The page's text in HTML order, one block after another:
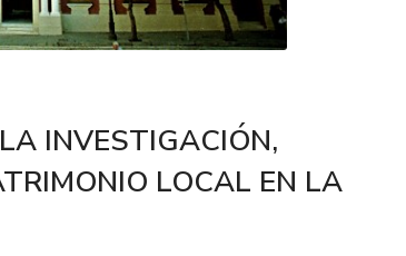
INVESTIGACIÓN,
LOCAL EN LA